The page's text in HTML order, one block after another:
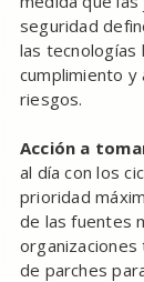
seguridad
las tecnologías
cumplimiento
riesgos.
Acción a
al día con los
prioridad
de las fuentes
de parches